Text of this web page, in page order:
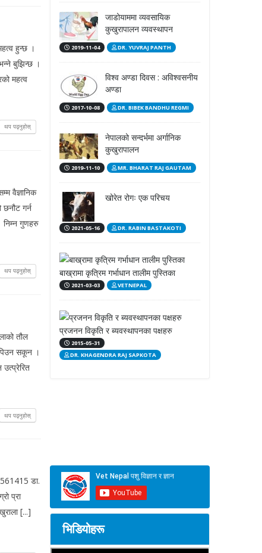
हुन्छ ।
बुझिन्छ ।
महत्व
थप पढ्नुहोस्
वैज्ञानिक
गर्न
निम्न गुणहरु
थप पढ्नुहोस्
तौल
पिउन सकून ।
उत्प्रेरित
थप पढ्नुहोस्
डा.
प्रा
[...]
जाडोयाममा व्यवसायिक
कुखुरापालन व्यवस्थापन
2019-11-04 DR. YUVRAJ PANTH
विश्व अण्डा दिवस : अविश्वसनीय
अण्डा
2017-10-08 DR. BIBEK BANDHU REGMI
नेपालको सन्दर्भमा अर्गानिक
कुखुरापालन
2019-11-10 MR. BHARAT RAJ GAUTAM
खोरेत रोगः एक परिचय
2021-05-16 DR. RABIN BASTAKOTI
बाख्रामा कृत्रिम गर्भाधान तालीम पुस्तिका
2021-03-03 VETNEPAL
प्रजनन विकृति र ब्यवस्थापनका पक्षहरु
2015-05-31
DR. KHAGENDRA RAJ SAPKOTA
भिडियोहरू